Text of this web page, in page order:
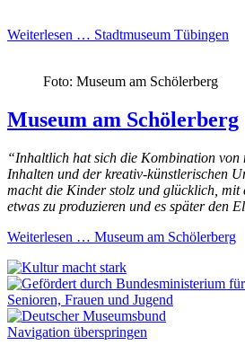
Weiterlesen … Stadtmuseum Tübingen
Foto: Museum am Schölerberg
Museum am Schölerberg
“Inhaltlich hat sich die Kombination von
Inhalten und der kreativ-künstlerischen
macht die Kinder stolz und glücklich, mit
etwas zu produzieren und es später den
Weiterlesen … Museum am Schölerberg
Navigation überspringen